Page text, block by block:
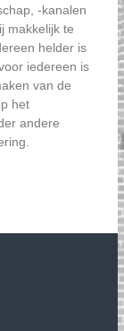
-kanalen
makkelijk te
helder is
iedereen is
van de
het
andere